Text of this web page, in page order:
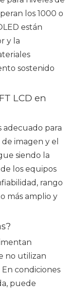
los 1000 o
están
y la
sostenido
LCD en
adecuado para
imagen y el
siendo la
los equipos
rango
más amplio y
no utilizan
condiciones
puede